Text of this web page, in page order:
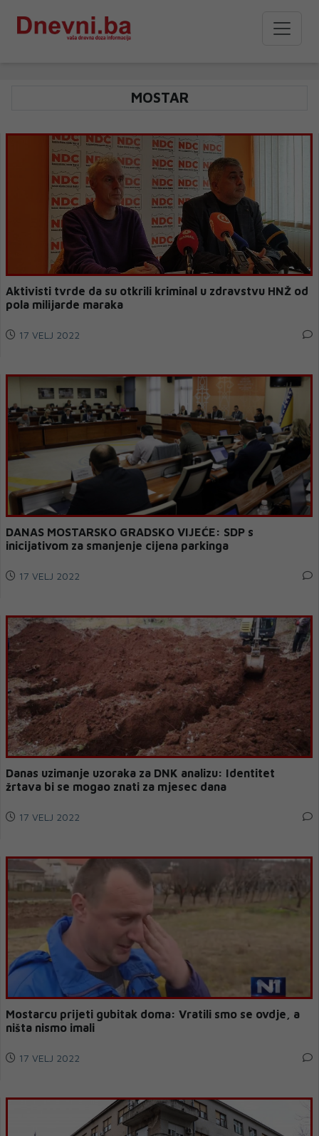
MOSTAR
Aktivisti tvrde da su otkrili kriminal u zdravstvu HNŽ od
pola milijarde maraka
17 VELJ 2022
DANAS MOSTARSKO GRADSKO VIJEĆE: SDP s
inicijativom za smanjenje cijena parkinga
17 VELJ 2022
Danas uzimanje uzoraka za DNK analizu: Identitet
žrtava bi se mogao znati za mjesec dana
17 VELJ 2022
Mostarcu prijeti gubitak doma: Vratili smo se ovdje, a
ništa nismo imali
17 VELJ 2022